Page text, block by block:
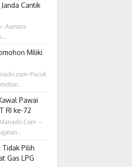
Cantik
Asmara
Miliki
Pawai
RI ke-72
–
Pilih
Gas LPG